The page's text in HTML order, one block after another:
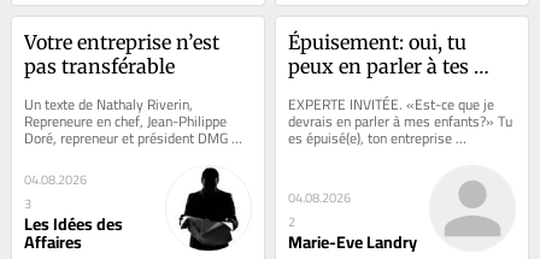
Votre entreprise n’est
pas transférable
Un texte de Nathaly Riverin,
Repreneure en chef, Jean-Philippe
Doré, repreneur et président DMG
Aéro, Ugo Dionne, repreneur et
président du Club...
04.08.2026
3
Les Idées des
Affaires
Épuisement: oui, tu
peux en parler à tes
EXPERTE INVITÉE. «Est-ce que je
devrais en parler à mes enfants?» Tu
es épuisé(e), ton entreprise
commence à s’en ressentir et tu
04.08.2026
2
Marie-Eve Landry